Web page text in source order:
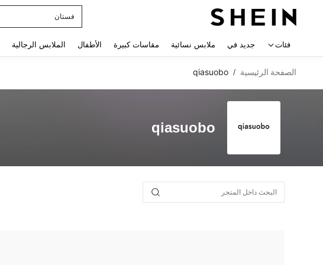
فستان
فئات جديد في ملابس نسائية مقاسات كبيرة الأطفال الملابس الرجالية
الصفحة الرئيسية /
qiasuobo
qiasuobo